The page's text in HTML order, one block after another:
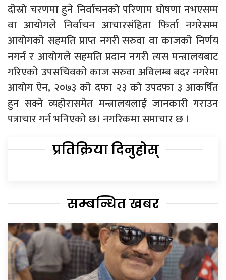
दोस्रो चरणमा हुने निर्वाचनको परिणाम घोषणा नभएसम्म
वा आयोगले निर्वाचन आचारसंहिता फिर्ता नगरेसम्म
आयोगको सहमति प्राप्त नगरी सरुवा वा काजको निर्णय
नगर्न र आयोगले सहमति प्रदान नगरी त्यस मन्त्रालयबाट
गरिएको उपसचिवको काज सरुवा अविलम्ब बदर नगरेमा
आयोग ऐन, २०७३ को दफा २३ को उपदफा ३ आकर्षित
हुन सक्ने व्यहोरासमेत मन्त्रालयलाई जानकारी गराउन
पत्राचार गर्न भनिएको छ। नगरिकमा समाचार छ ।
प्रतिक्रिया दिनुहोस्
सम्बन्धित खबर